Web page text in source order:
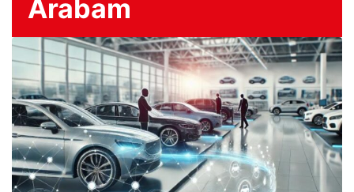
Arabam